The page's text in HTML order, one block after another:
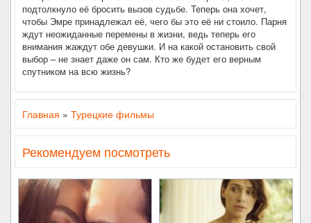
подтолкнуло её бросить вызов судьбе. Теперь она хочет,
чтобы Эмре принадлежал её, чего бы это её ни стоило. Парня
ждут неожиданные перемены в жизни, ведь теперь его
внимания жаждут обе девушки. И на какой остановить свой
выбор – не знает даже он сам. Кто же будет его верным
спутником на всю жизнь?
Главная » Турецкие фильмы
Рекомендуем посмотреть